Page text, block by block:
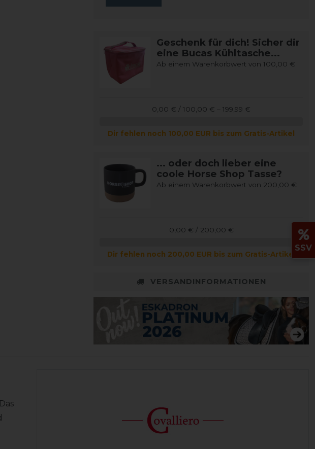
Geschenk für dich! Sicher dir
eine Bucas Kühltasche...
Ab einem Warenkorbwert von 100,00 €
0,00 € / 100,00 € – 199,99 €
Dir fehlen noch 100,00 EUR bis zum Gratis-Artikel
... oder doch lieber eine
coole Horse Shop Tasse?
Ab einem Warenkorbwert von 200,00 €
0,00 € / 200,00 €
Dir fehlen noch 200,00 EUR bis zum Gratis-Artikel
VERSANDINFORMATIONEN
SSV